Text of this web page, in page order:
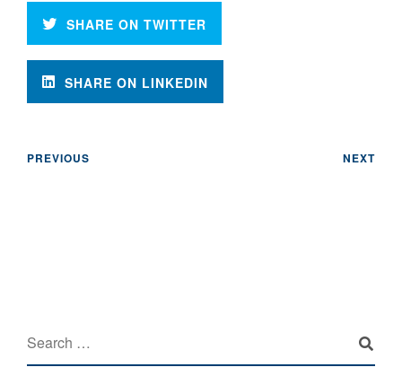
SHARE ON TWITTER
SHARE ON LINKEDIN
PREVIOUS NEXT